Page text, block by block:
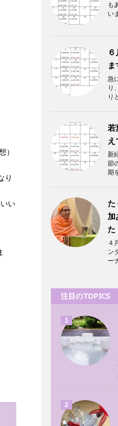
）
り
い
も
い
ま
急
り
り
若
え
新
節
期
た
加
た
４
ン
ー
注目のTOPICS
1
2